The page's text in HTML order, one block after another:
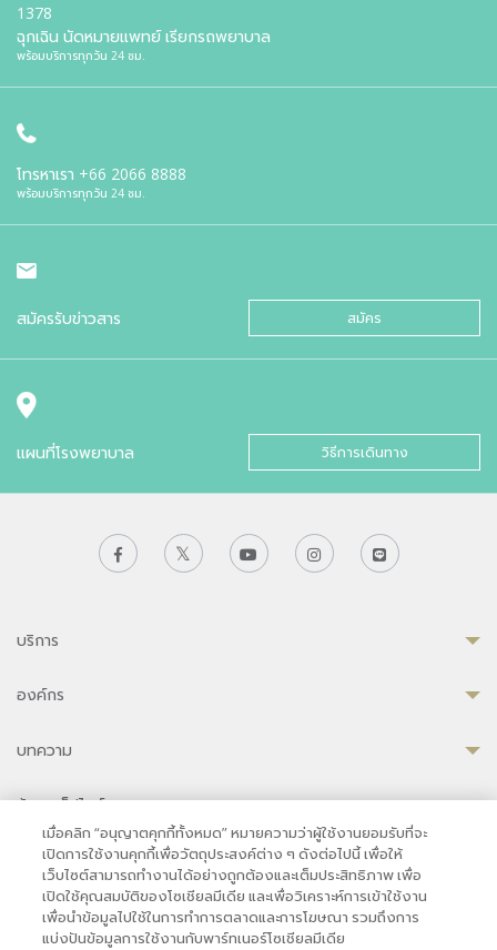
1378
ฉุกเฉิน นัดหมายแพทย์ เรียกรถพยาบาล
พร้อมบริการทุกวัน 24 ชม.
โทรหาเรา +66 2066 8888
พร้อมบริการทุกวัน 24 ชม.
สมัครรับข่าวสาร สมัคร
แผนที่โรงพยาบาล วิธีการเดินทาง
บริการ
องค์กร
บทความ
ข้อมูลเว็ปไซต์
ความเป็นส่วนตัว | เงื่อนไขการใช้งาน | นโยบายคุกกี้
© 2569 โรงพยาบาลบำรุงราษฎร์ในกรุงเทพ
ที่ได้รับการรับรองจาก JCI มาตรฐานโรงพยาบาลระดับสากล
เมื่อคลิก “อนุญาตคุกกี้ทั้งหมด” หมายความว่าผู้ใช้งานยอมรับที่จะ
เปิดการใช้งานคุกกี้เพื่อวัตถุประสงค์ต่าง ๆ ดังต่อไปนี้ เพื่อให้
เว็บไซต์สามารถทำงานได้อย่างถูกต้องและเต็มประสิทธิภาพ เพื่อ
เปิดใช้คุณสมบัติของโซเชียลมีเดีย และเพื่อวิเคราะห์การเข้าใช้งาน
เพื่อนำข้อมูลไปใช้ในการทำการตลาดและการโฆษณา รวมถึงการ
แบ่งปันข้อมูลการใช้งานกับพาร์ทเนอร์โซเชียลมีเดีย